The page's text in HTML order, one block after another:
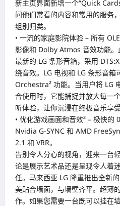
新主页界面新增一个“Quick
问他们常看的内容和常用的服务
组别归类。
• 一流的家庭影院体验 – 所有
影像和 Dolby Atmos 音效功能。
最新的 LG 条形音箱，采用
绕音效。LG 电视和 LG 条形音
Orchestra² 功能。当用户将 LG
合使用时，它能捕捉并放大每一
听体验，让你沉浸在终极音乐享受
• 优化游戏画面和音效³ – 极快的
Nvidia G-SYNC 和 AMD
2.1 和 VRR。
告别令人分心的视角，迎来一台
论是展示艺术品还是呈现令人着
任。马来西亚 LG 隆重推出全新
美贴合墙面，与墙壁齐平。超薄
作。如果您需要一台既可以挂在